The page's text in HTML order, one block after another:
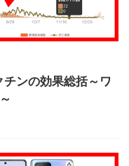
ンの効果総括～ワ